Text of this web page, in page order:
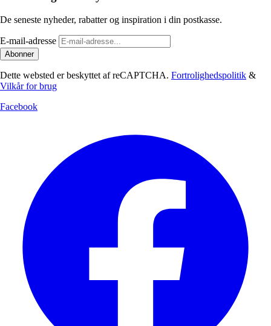
De seneste nyheder, rabatter og inspiration i din postkasse.
E-mail-adresse
Abonner
Dette websted er beskyttet af reCAPTCHA. Fortrolighedspolitik &
Vilkår for brug
Facebook